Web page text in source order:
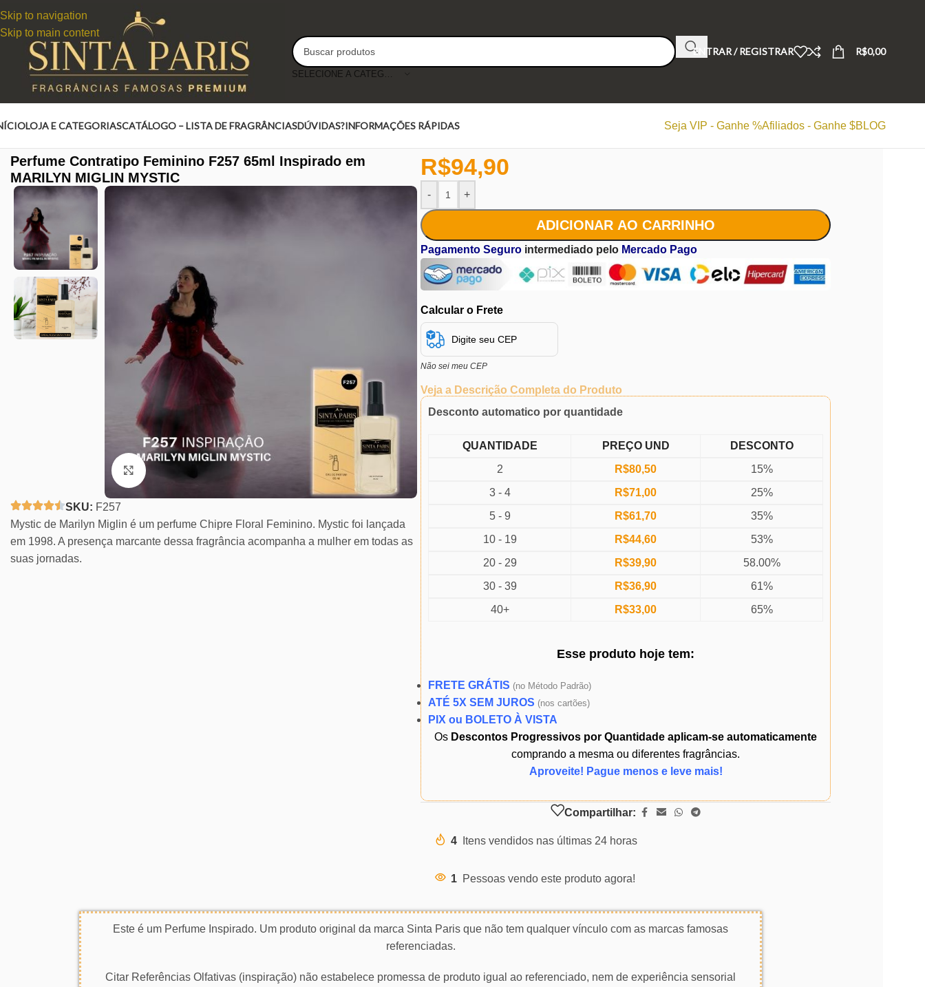
Skip to navigation
Skip to main content
SELECIONE A CATEGORIA
ENTRAR / REGISTRAR R$0,00
LOJA E CATEGORIASCATÁLOGO – LISTA DE FRAGRÂNCIASDÚVIDAS?INFORMAÇÕES RÁPIDAS Seja VIP - Ganhe %Afiliados - Ganhe $BLOG
Perfume Contratipo Feminino F257 65ml Inspirado em
MARILYN MIGLIN MYSTIC
SKU: F257
Mystic de Marilyn Miglin é um perfume Chipre Floral Feminino. Mystic foi lançada
em 1998. A presença marcante dessa fragrância acompanha a mulher em todas as
suas jornadas.
R$94,90
- +
ADICIONAR AO CARRINHO
Pagamento Seguro intermediado pelo Mercado Pago
Calcular o Frete
Não sei meu CEP
Veja a Descrição Completa do Produto
Desconto automatico por quantidade
QUANTIDADE PREÇO UND
DESCONTO
2
R$80,50
15%
3 - 4
R$71,00
25%
5 - 9
R$61,70
35%
10 - 19
R$44,60
53%
20 - 29
R$39,90
58.00%
30 - 39
R$36,90
61%
40+
R$33,00 65%
Esse produto hoje tem:
FRETE GRÁTIS (no Método Padrão)
ATÉ 5X SEM JUROS (nos cartões)
PIX ou BOLETO À VISTA
Os Descontos Progressivos por Quantidade aplicam-se automaticamente
comprando a mesma ou diferentes fragrâncias.
Aproveite! Pague menos e leve mais!
Compartilhar:
4 Itens vendidos nas últimas 24 horas
1 Pessoas vendo este produto agora!
Este é um Perfume Inspirado. Um produto original da marca Sinta Paris que não tem qualquer vínculo com as marcas famosas
referenciadas.
Citar Referências Olfativas (inspiração) não estabelece promessa de produto igual ao referenciado, nem de experiência sensorial